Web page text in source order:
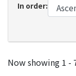
In order:
Recent
Now showing 1 -